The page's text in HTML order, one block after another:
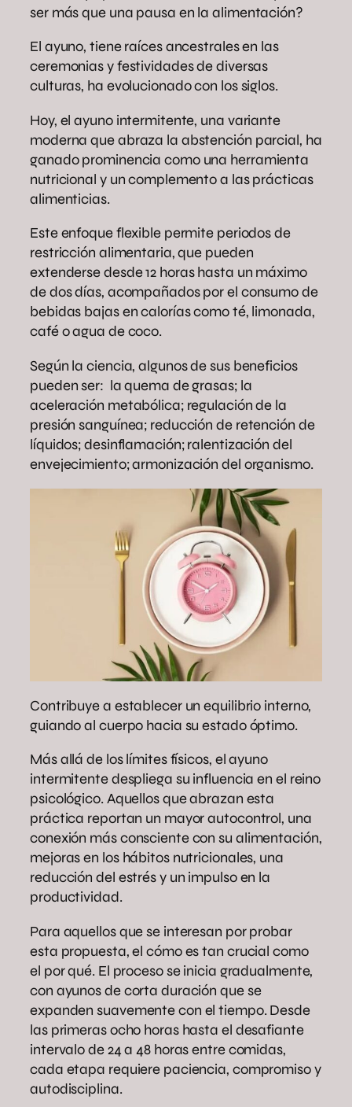
ser más que una pausa en la alimentación?
El ayuno, tiene raíces ancestrales en las
ceremonias y festividades de diversas
culturas, ha evolucionado con los siglos.
Hoy, el ayuno intermitente, una variante
moderna que abraza la abstención parcial, ha
ganado prominencia como una herramienta
nutricional y un complemento a las prácticas
alimenticias.
Este enfoque flexible permite periodos de
restricción alimentaria, que pueden
extenderse desde 12 horas hasta un máximo
de dos días, acompañados por el consumo de
bebidas bajas en calorías como té, limonada,
café o agua de coco.
Según la ciencia, algunos de sus beneficios
pueden ser: la quema de grasas; la
aceleración metabólica; regulación de la
presión sanguínea; reducción de retención de
líquidos; desinflamación; ralentización del
envejecimiento; armonización del organismo.
Contribuye a establecer un equilibrio interno,
guiando al cuerpo hacia su estado óptimo.
Más allá de los límites físicos, el ayuno
intermitente despliega su influencia en el reino
psicológico. Aquellos que abrazan esta
práctica reportan un mayor autocontrol, una
conexión más consciente con su alimentación,
mejoras en los hábitos nutricionales, una
reducción del estrés y un impulso en la
productividad.
Para aquellos que se interesan por probar
esta propuesta, el cómo es tan crucial como
el por qué. El proceso se inicia gradualmente,
con ayunos de corta duración que se
expanden suavemente con el tiempo. Desde
las primeras ocho horas hasta el desafiante
intervalo de 24 a 48 horas entre comidas,
cada etapa requiere paciencia, compromiso y
autodisciplina.